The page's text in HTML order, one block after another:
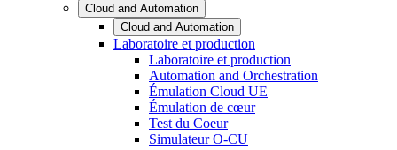
Cloud and Automation
Cloud and Automation
Laboratoire et production
Laboratoire et production
Automation and Orchestration
Émulation Cloud UE
Émulation de cœur
Test du Coeur
Simulateur O-CU